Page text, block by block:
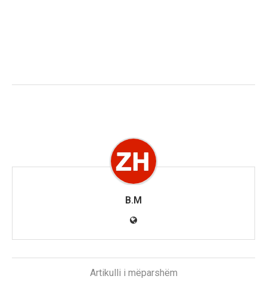
B.M
Artikulli i mëparshëm